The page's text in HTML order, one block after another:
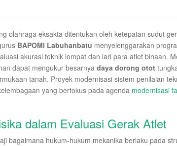
olahraga eksakta ditentukan oleh ketepatan sudut
BAPOMI Labuhanbatu menyelenggarakan
akurasi teknik lompat dan lari para atlet binaan.
dapat mengukur besarnya daya dorong otot
tanah. Proyek modernisasi sistem penilaian
yang berfokus pada agenda modernisasi
dalam Evaluasi Gerak Atlet
bagaimana hukum-hukum mekanika berlaku pada